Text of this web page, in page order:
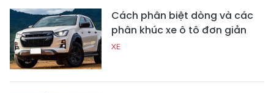
Cách phân biệt dòng và các
phân khúc xe ô tô đơn giản
XE